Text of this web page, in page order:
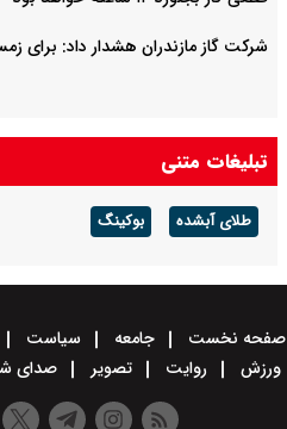
شرکت گاز مازندران هشدار داد: برای
تبلیغات متنی
طلای آبشده بوکینگ
صفحه نخست جامعه سیاست
ورزش
روایت تصویر صدای